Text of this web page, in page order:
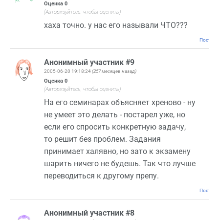
Оценка 0
(Авторизуйтесь, чтобы оценить)
хаха точно. у нас его называли ЧТО???
Анонимный участник #9
2005-06-20 19:18:24(257 месяцев назад)
Оценка 0
(Авторизуйтесь, чтобы оценить)
На его семинарах объясняет хреново - ну
не умеет это делать - постарел уже, но
если его спросить конкретную задачу,
то решит без проблем. Задания
принимает халявно, но зато к экзамену
шарить ничего не будешь. Так что лучше
переводиться к другому препу.
Анонимный участник #8